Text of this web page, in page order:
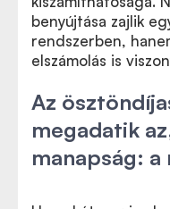
benyújtása zajlik
rendszerben,
elszámolás is
Az
megadatik
manapság: